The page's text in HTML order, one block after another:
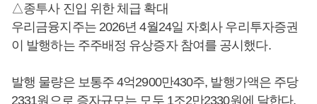
△종투사 진입 위한 체급 확대
우리금융지주는 2026년 4월24일 자회사 우리투자증권
이 발행하는 주주배정 유상증자 참여를 공시했다.
발행 물량은 보통주 4억2900만430주, 발행가액은 주당
2331원으로 증자규모는 모두 1조2만2330원에 달한다.